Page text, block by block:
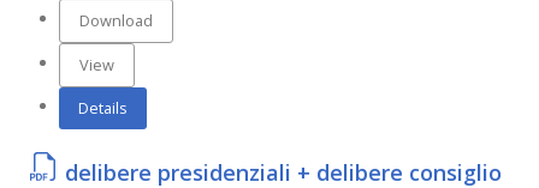
Download
View
Details
delibere presidenziali + delibere consiglio